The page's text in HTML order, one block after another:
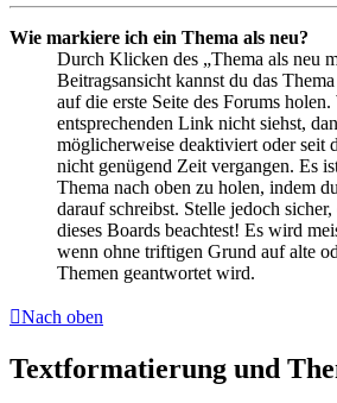
Wie markiere ich ein Thema als neu?
Durch Klicken des „Thema als neu
Beitragsansicht kannst du das
auf die erste Seite des Forums holen.
entsprechenden Link nicht siehst,
möglicherweise deaktiviert oder seit
nicht genügend Zeit vergangen. Es
Thema nach oben zu holen, indem
darauf schreibst. Stelle jedoch
dieses Boards beachtest! Es wird
wenn ohne triftigen Grund auf alte
Themen geantwortet wird.
Nach oben
Textformatierung und